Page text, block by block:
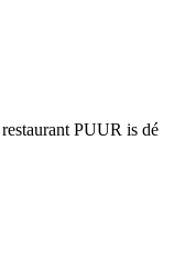
PUUR is dé